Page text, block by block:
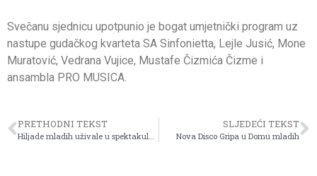
Svečanu sjednicu upotpunio je bogat umjetnički program uz
nastupe gudačkog kvarteta SA Sinfonietta, Lejle Jusić, Mone
Muratović, Vedrana Vujice, Mustafe Čizmića Čizme i
ansambla PRO MUSICA.
PRETHODNI TEKST SLJEDEĆI TEKST
Nova Disco Gripa u Domu mladih